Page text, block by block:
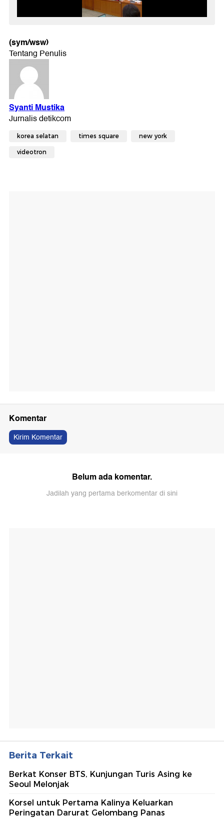
(sym/wsw)
korea selatan times square new york
videotron
Komentar
Kirim Komentar
Belum ada komentar.
Jadilah yang pertama berkomentar di sini
Berita Terkait
Berkat Konser BTS, Kunjungan Turis Asing ke
Seoul Melonjak
Korsel untuk Pertama Kalinya Keluarkan
Peringatan Darurat Gelombang Panas